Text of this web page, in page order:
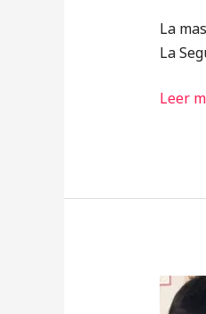
La
La
Leer
¿Adiós